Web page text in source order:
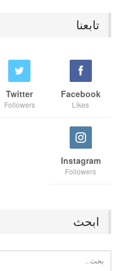
تابعنا
Facebook
Likes
Twitter
Followers
Instagram
Followers
ابحث